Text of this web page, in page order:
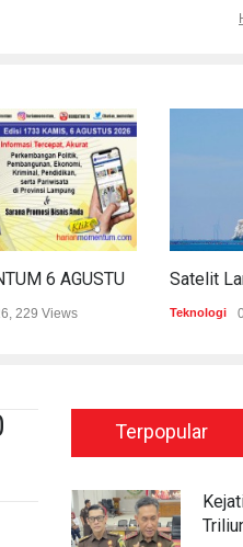
229 Views Teknologi
Terpopular